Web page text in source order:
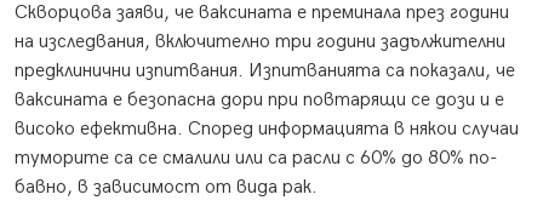
Скворцова заяви, че ваксината е преминала през години
на изследвания, включително три години задължителни
предклинични изпитвания. Изпитванията са показали, че
ваксината е безопасна дори при повтарящи се дози и е
високо ефективна. Според информацията в някои случаи
туморите са се смалили или са расли с 60% до 80% по-
бавно, в зависимост от вида рак.